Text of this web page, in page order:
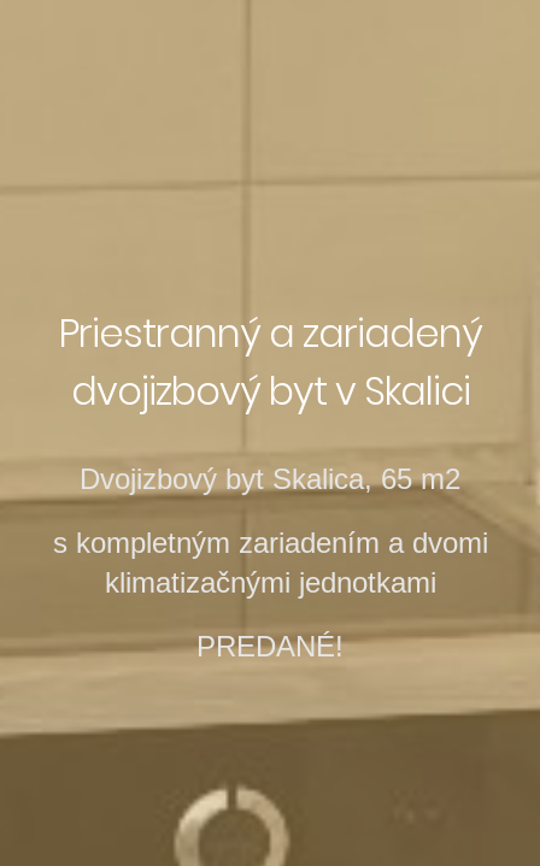
Priestranný a zariadený
dvojizbový byt v Skalici
Dvojizbový byt Skalica, 65 m2
s kompletným zariadením a dvomi
klimatizačnými jednotkami
PREDANÉ!